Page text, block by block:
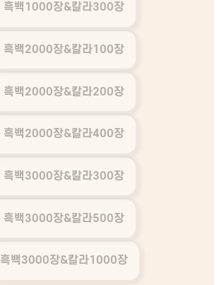
흑백1000장&칼라300장
흑백2000장&칼라100장
흑백2000장&칼라200장
흑백2000장&칼라400장
흑백3000장&칼라300장
흑백3000장&칼라500장
흑백3000장&칼라1000장